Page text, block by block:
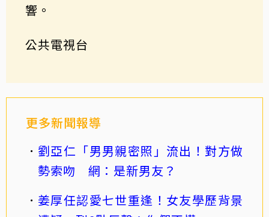
響。
公共電視台
更多新聞報導
劉亞仁「男男親密照」流出！對方做
勢索吻 網：是新男友？
姜厚任認愛七世重逢！女友學歷背景